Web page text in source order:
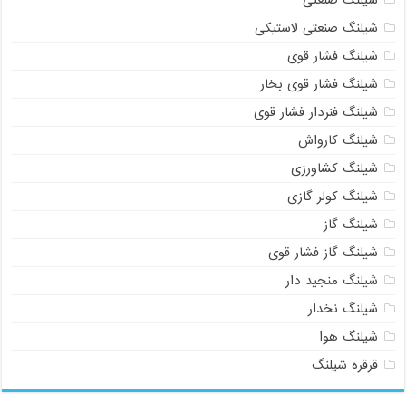
شیلنگ صنعتی لاستیکی
شیلنگ فشار قوی
شیلنگ فشار قوی بخار
شیلنگ فنردار فشار قوی
شیلنگ کارواش
شیلنگ کشاورزی
شیلنگ کولر گازی
شیلنگ گاز
شیلنگ گاز فشار قوی
شیلنگ منجید دار
شیلنگ نخدار
شیلنگ هوا
قرقره شیلنگ